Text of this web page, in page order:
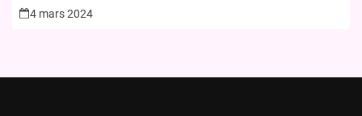
4 mars 2024